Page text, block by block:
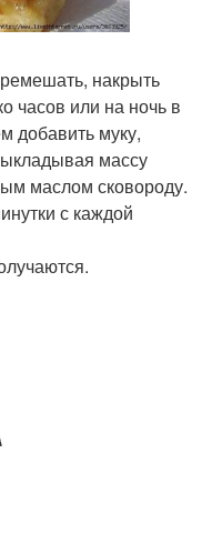
накрыть
часов или на ночь в
добавить муку,
массу
маслом сковороду.
с каждой